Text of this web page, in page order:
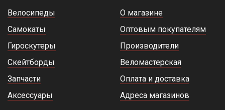
Велосипеды
Самокаты
Гироскутеры
Скейтборды
Запчасти
Аксессуары
О магазине
Оптовым покупателям
Производители
Веломастерская
Оплата и доставка
Адреса магазинов